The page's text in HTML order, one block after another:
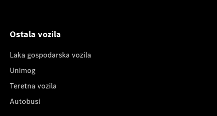
Ostala vozila
Laka gospodarska vozila
Unimog
Teretna vozila
Autobusi